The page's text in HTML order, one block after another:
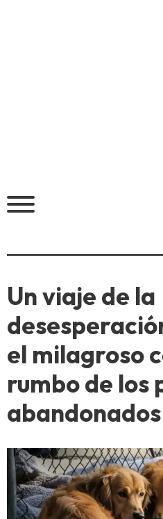
Un viaje de la
el milagroso
rumbo de los
abandonados